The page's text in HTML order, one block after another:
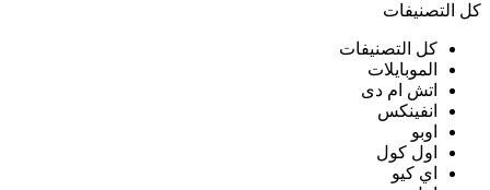
كل التصنيفات
كل التصنيفات
الموبايلات
اتش ام دى
انفينكس
اوبو
اول كول
اي كيو